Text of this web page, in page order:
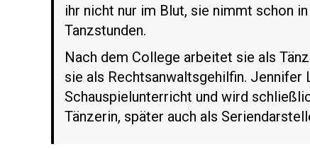
ihr nicht nur im Blut, sie nimmt schon
Tanzstunden.
Nach dem College arbeitet sie als
sie als Rechtsanwaltsgehilfin.
Schauspielunterricht und wird
Tänzerin, später auch als